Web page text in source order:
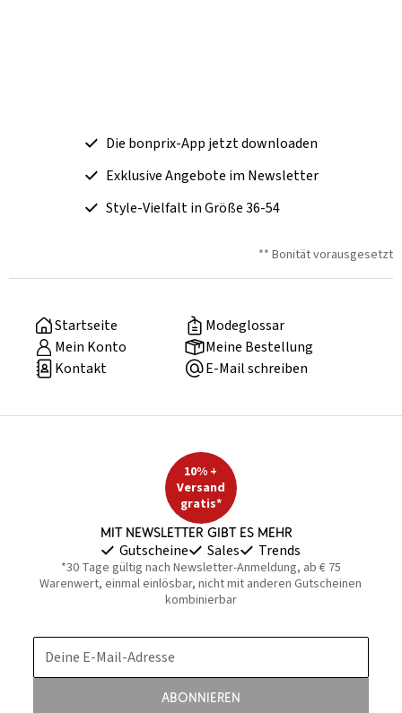
Die bonprix-App jetzt downloaden
Exklusive Angebote im Newsletter
Style-Vielfalt in Größe 36-54
** Bonität vorausgesetzt
Startseite
Modeglossar
Mein Konto
Meine Bestellung
Kontakt
E-Mail schreiben
10% +
Versand
gratis*
Mit Newsletter gibt es mehr
Gutscheine Sales Trends
*30 Tage gültig nach Newsletter-Anmeldung, ab € 75
Warenwert, einmal einlösbar, nicht mit anderen Gutscheinen
kombinierbar
Deine E-Mail-Adresse
Abonnieren